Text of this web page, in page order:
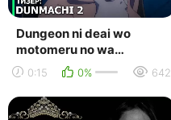
Dungeon ni deai wo
motomeru no wa
machigatteiru darou ka 2
- тизер первого blu-ray...
0:15 0% 642